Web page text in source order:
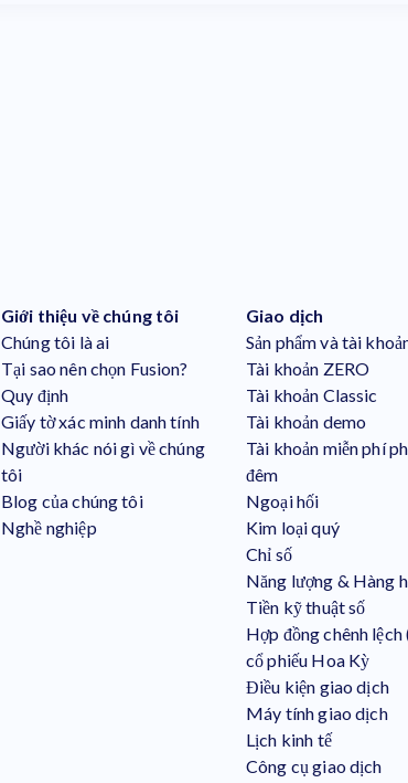
Giới thiệu về chúng tôi
Chúng tôi là ai
Tại sao nên chọn Fusion?
Quy định
Giấy tờ xác minh danh tính
Người khác nói gì về chúng
tôi
Blog của chúng tôi
Nghề nghiệp
Giao dịch
Sản phẩm và tài
Tài khoản ZERO
Tài khoản Classic
Tài khoản demo
Tài khoản miễn phí
đêm
Ngoại hối
Kim loại quý
Chỉ số
Năng lượng & Hàng
Tiền kỹ thuật số
Hợp đồng chênh lệch
cổ phiếu Hoa Kỳ
Điều kiện giao dịch
Máy tính giao dịch
Lịch kinh tế
Công cụ giao dịch